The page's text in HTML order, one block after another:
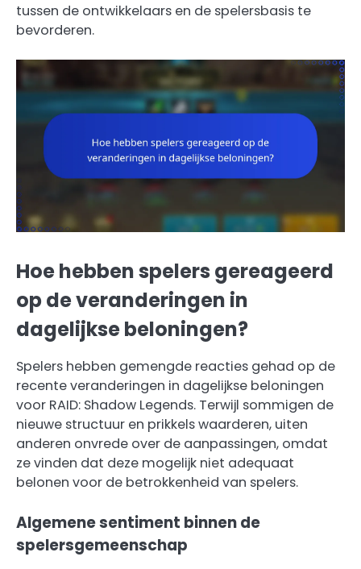
tussen de ontwikkelaars en de spelersbasis te
bevorderen.
Hoe hebben spelers gereageerd
op de veranderingen in
dagelijkse beloningen?
Spelers hebben gemengde reacties gehad op de
recente veranderingen in dagelijkse beloningen
voor RAID: Shadow Legends. Terwijl sommigen de
nieuwe structuur en prikkels waarderen, uiten
anderen onvrede over de aanpassingen, omdat
ze vinden dat deze mogelijk niet adequaat
belonen voor de betrokkenheid van spelers.
Algemene sentiment binnen de
spelersgemeenschap